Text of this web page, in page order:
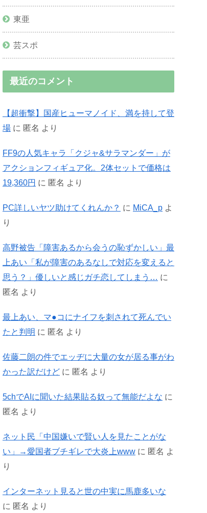
東亜
芸スポ
最近のコメント
【超衝撃】国産ヒューマノイド、満を持して登
場 に 匿名 より
FF9の人気キャラ「クジャ&サラマンダー」が
アクションフィギュア化。2体セットで価格は
19,360円 に 匿名 より
PC詳しいヤツ助けてくれんか？ に MiCA_p よ
り
高野被告「障害あるから会うの恥ずかしい」最
上あい「私が障害のあるなしで対応を変えると
思う？」優しいと感じガチ恋してしまう…
に
匿名 より
最上あい、マ●コにナイフを刺されて死んでい
たと判明 に 匿名 より
佐藤二朗の件でエッヂに大量の女が居る事がわ
かった訳だけど に 匿名 より
5chでAIに聞いた結果貼る奴って無能だよな に
匿名 より
ネット民「中国嫌いで賢い人を見たことがな
い」→愛国者ブチギレで大炎上www に 匿名 よ
り
インターネット見ると世の中実に馬鹿多いな
に 匿名 より